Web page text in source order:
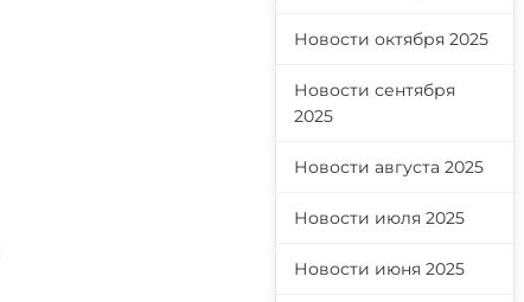
Новости октября 2025
Новости сентября
2025
Новости августа 2025
Новости июля 2025
Новости июня 2025